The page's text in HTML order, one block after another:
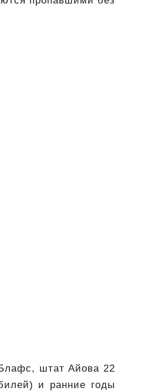
штат Айова 22
и ранние годы